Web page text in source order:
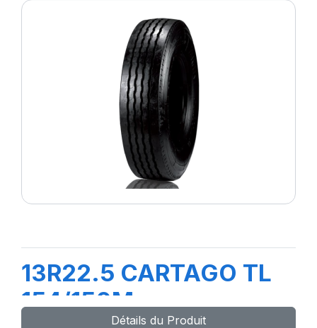
13R22.5 CARTAGO TL
154/150M
Détails du Produit